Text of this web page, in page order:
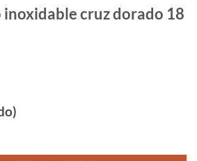
cruz dorado 18